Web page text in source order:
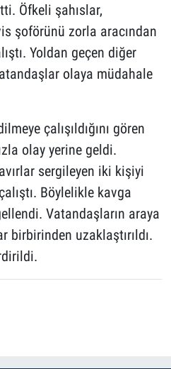
Öfkeli şahıslar,
şoförünü zorla aracından
Yoldan geçen diğer
olaya müdahale
çalışıldığını gören
olay yerine geldi.
sergileyen iki kişiyi
Böylelikle kavga
Vatandaşların araya
uzaklaştırıldı.